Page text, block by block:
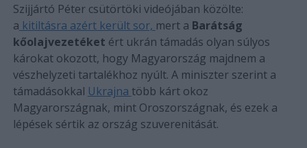
Szijjártó Péter csütörtöki videójában közölte:
a kitiltásra azért került sor, mert a Barátság
kőolajvezetéket ért ukrán támadás olyan súlyos
károkat okozott, hogy Magyarország majdnem a
vészhelyzeti tartalékhoz nyúlt. A miniszter szerint a
támadásokkal Ukrajna több kárt okoz
Magyarországnak, mint Oroszországnak, és ezek a
lépések sértik az ország szuverenitását.